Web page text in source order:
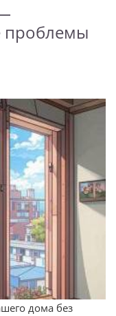
проблемы
дома без